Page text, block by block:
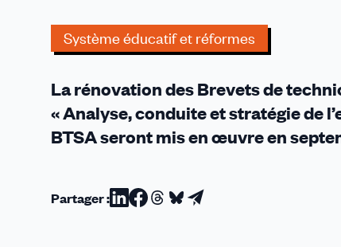
ACS’AGRI
Système éducatif et réformes
La rénovation des Brevets de
« Analyse, conduite et stratégie de
BTSA seront mis en œuvre en
Partager :Partager
Partager
Partager
Partager
Partager